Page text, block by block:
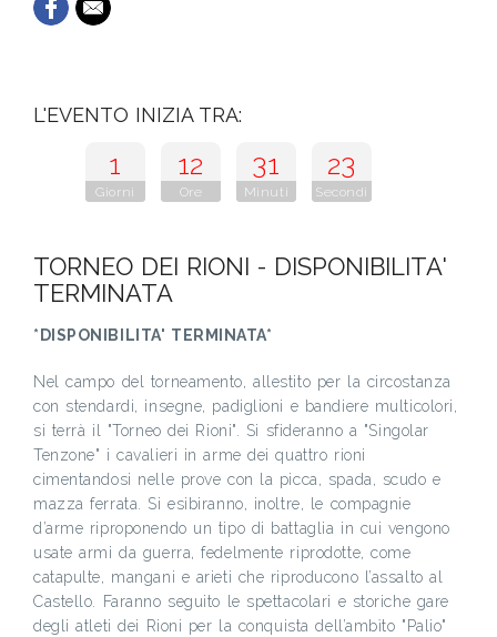
L'EVENTO INIZIA TRA:
1
Giorni
12
Ore
31
Minuti
22
Secondi
TORNEO DEI RIONI - DISPONIBILITA'
TERMINATA
*DISPONIBILITA' TERMINATA*
Nel campo del torneamento, allestito per la circostanza
con stendardi, insegne, padiglioni e bandiere multicolori,
si terrà il "Torneo dei Rioni". Si sfideranno a "Singolar
Tenzone" i cavalieri in arme dei quattro rioni
cimentandosi nelle prove con la picca, spada, scudo e
mazza ferrata. Si esibiranno, inoltre, le compagnie
d’arme riproponendo un tipo di battaglia in cui vengono
usate armi da guerra, fedelmente riprodotte, come
catapulte, mangani e arieti che riproducono l’assalto al
Castello. Faranno seguito le spettacolari e storiche gare
degli atleti dei Rioni per la conquista dell’ambìto "Palio"